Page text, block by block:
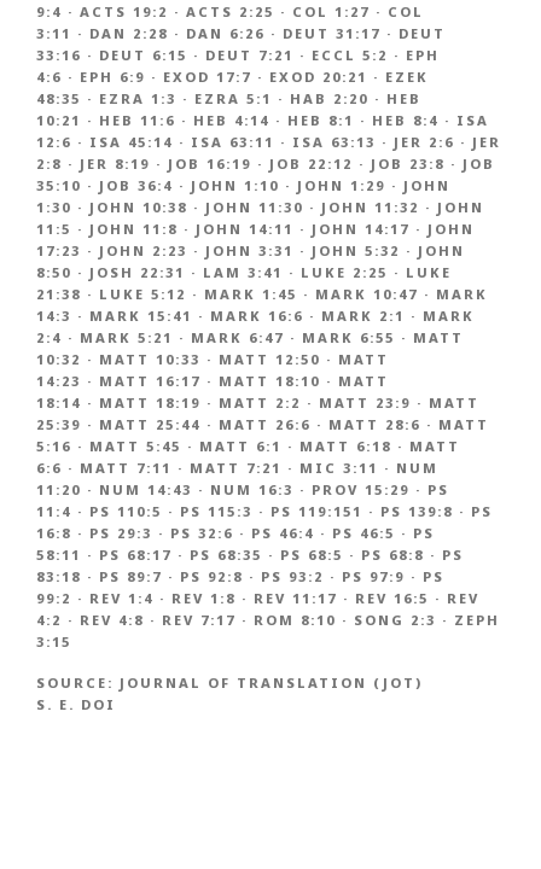
9:4 · ACTS 19:2 · ACTS 2:25 · COL 1:27 · COL
3:11 · DAN 2:28 · DAN 6:26 · DEUT 31:17 · DEUT
33:16 · DEUT 6:15 · DEUT 7:21 · ECCL 5:2 · EPH
4:6 · EPH 6:9 · EXOD 17:7 · EXOD 20:21 · EZEK
48:35 · EZRA 1:3 · EZRA 5:1 · HAB 2:20 · HEB
10:21 · HEB 11:6 · HEB 4:14 · HEB 8:1 · HEB 8:4 · ISA
12:6 · ISA 45:14 · ISA 63:11 · ISA 63:13 · JER 2:6 · JER
2:8 · JER 8:19 · JOB 16:19 · JOB 22:12 · JOB 23:8 · JOB
35:10 · JOB 36:4 · JOHN 1:10 · JOHN 1:29 · JOHN
1:30 · JOHN 10:38 · JOHN 11:30 · JOHN 11:32 · JOHN
11:5 · JOHN 11:8 · JOHN 14:11 · JOHN 14:17 · JOHN
17:23 · JOHN 2:23 · JOHN 3:31 · JOHN 5:32 · JOHN
8:50 · JOSH 22:31 · LAM 3:41 · LUKE 2:25 · LUKE
21:38 · LUKE 5:12 · MARK 1:45 · MARK 10:47 · MARK
14:3 · MARK 15:41 · MARK 16:6 · MARK 2:1 · MARK
2:4 · MARK 5:21 · MARK 6:47 · MARK 6:55 · MATT
10:32 · MATT 10:33 · MATT 12:50 · MATT
14:23 · MATT 16:17 · MATT 18:10 · MATT
18:14 · MATT 18:19 · MATT 2:2 · MATT 23:9 · MATT
25:39 · MATT 25:44 · MATT 26:6 · MATT 28:6 · MATT
5:16 · MATT 5:45 · MATT 6:1 · MATT 6:18 · MATT
6:6 · MATT 7:11 · MATT 7:21 · MIC 3:11 · NUM
11:20 · NUM 14:43 · NUM 16:3 · PROV 15:29 · PS
11:4 · PS 110:5 · PS 115:3 · PS 119:151 · PS 139:8 · PS
16:8 · PS 29:3 · PS 32:6 · PS 46:4 · PS 46:5 · PS
58:11 · PS 68:17 · PS 68:35 · PS 68:5 · PS 68:8 · PS
83:18 · PS 89:7 · PS 92:8 · PS 93:2 · PS 97:9 · PS
99:2 · REV 1:4 · REV 1:8 · REV 11:17 · REV 16:5 · REV
4:2 · REV 4:8 · REV 7:17 · ROM 8:10 · SONG 2:3 · ZEPH
3:15
SOURCE: JOURNAL OF TRANSLATION (JOT)
S. E. DOI